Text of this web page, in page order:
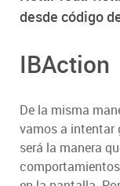
desde código
IBAction
De la misma
vamos a intentar
será la manera